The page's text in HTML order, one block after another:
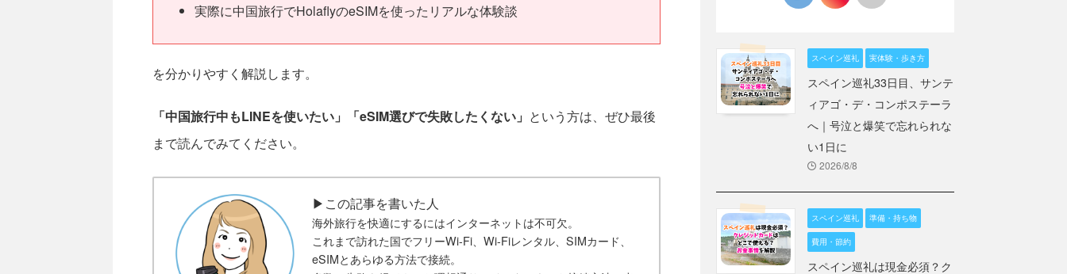
実際に中国旅行でHolaflyのeSIMを使ったリアルな体験談
を分かりやすく解説します。
「中国旅行中もLINEを使いたい」「eSIM選びで失敗したくない」 という方は、ぜひ最後
まで読んでみてください。
▶この記事を書いた人
海外旅行を快適にするにはインターネットは不可欠。
これまで訪れた国でフリーWi-Fi、Wi-Fiレンタル、SIMカード、
eSIMとあらゆる方法で接続。
スペイン巡礼 実体験・歩き方
スペイン巡礼33日目、サンテ
ィアゴ・デ・コンポステーラ
へ｜号泣と爆笑で忘れられな
い1日に
2026/8/8
スペイン巡礼 準備・持ち物
費用・節約
スペイン巡礼は現金必須？ク